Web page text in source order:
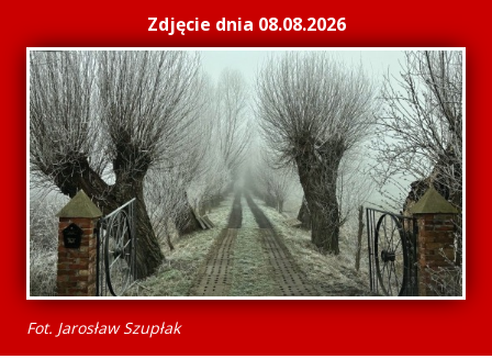
Zdjęcie dnia 08.08.2026
Fot. Jarosław Szupłak